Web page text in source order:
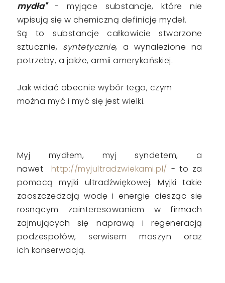
mydła"- myjące substancje, które nie
wpisują się w chemiczną definicję mydeł.
Są to substancje całkowicie stworzone
sztucznie, syntetycznie, a wynalezione na
potrzeby, a jakże, armii amerykańskiej.
Jak widać obecnie wybór tego, czym
można myć i myć się jest wielki.
Myj mydłem, myj syndetem, a
nawet http://myjultradzwiekami.pl/ - to za
pomocą myjki ultradźwiękowej. Myjki takie
zaoszczędzają wodę i energię ciesząc się
rosnącym zainteresowaniem w firmach
zajmujących się naprawą i regeneracją
podzespołów, serwisem maszyn oraz
ich konserwacją.